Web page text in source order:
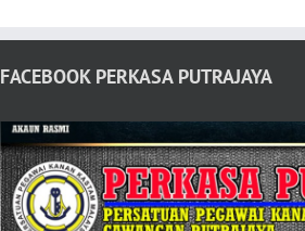
FACEBOOK PERKASA PUTRAJAYA